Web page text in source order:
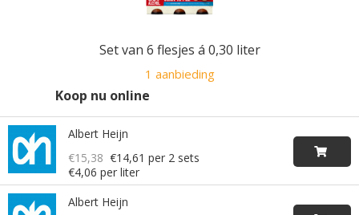
Set van 6 flesjes á 0,30 liter
1 aanbieding
Koop nu online
Albert Heijn
€15,38 €14,61 per 2 sets
€4,06 per liter
Albert Heijn